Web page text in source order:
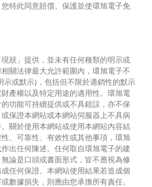
特此同意賠償、保護並使環旭電子免
狀」提供，並未有任何種類的明示或
關法律最大允許範圍內，環旭電子不
示或默示)，包括但不限於適銷性的默示
產權以及特定用途的適用性。環旭電
功能可持續提供或不具錯誤，亦不保
保證本網站或本網站伺服器上不具病
關於使用本網站或使用本網站內容結
、可靠性、有效性或其他事項，環旭
出任何陳述。任何取自環旭電子的建
論是口頭或書面形式，皆不應視為修
任何保證。本網站使用結果若造成個
數據損失，則應由您承擔所有責任。